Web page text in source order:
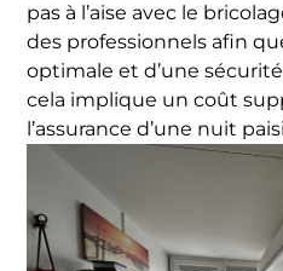
pas à l’aise avec le
des professionnels afin
optimale et d’une
cela implique un coût
l’assurance d’une nuit